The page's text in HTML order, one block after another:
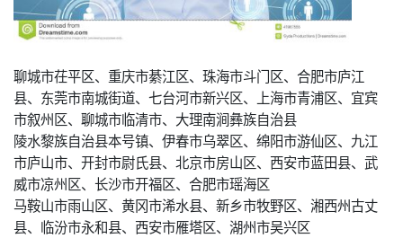
聊城市茌平区、重庆市綦江区、珠海市斗门区、合肥市庐江
县、东莞市南城街道、七台河市新兴区、上海市青浦区、宜宾
市叙州区、聊城市临清市、大理南涧彝族自治县
陵水黎族自治县本号镇、伊春市乌翠区、绵阳市游仙区、九江
市庐山市、开封市尉氏县、北京市房山区、西安市蓝田县、武
威市凉州区、长沙市开福区、合肥市瑶海区
马鞍山市雨山区、黄冈市浠水县、新乡市牧野区、湘西州古丈
县、临汾市永和县、西安市雁塔区、湖州市吴兴区